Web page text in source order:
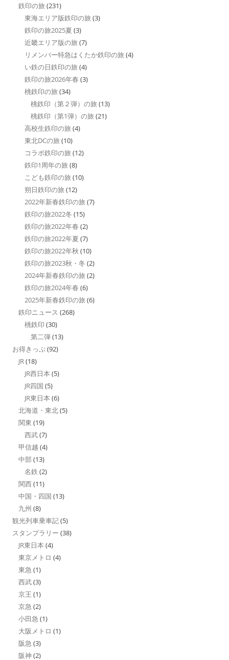
鉄印の旅 (231)
東海エリア版鉄印の旅 (3)
鉄印の旅2025夏 (3)
近畿エリア版の旅 (7)
リメンバー特急はくたか鉄印の旅 (4)
い鉄の日鉄印の旅 (4)
鉄印の旅2026年春 (3)
桃鉄印の旅 (34)
桃鉄印（第２弾）の旅 (13)
桃鉄印（第1弾）の旅 (21)
高校生鉄印の旅 (4)
東北DCの旅 (10)
コラボ鉄印の旅 (12)
鉄印1周年の旅 (8)
こども鉄印の旅 (10)
朔日鉄印の旅 (12)
2022年新春鉄印の旅 (7)
鉄印の旅2022冬 (15)
鉄印の旅2022年春 (2)
鉄印の旅2022年夏 (7)
鉄印の旅2022年秋 (10)
鉄印の旅2023秋・冬 (2)
2024年新春鉄印の旅 (2)
鉄印の旅2024年春 (6)
2025年新春鉄印の旅 (6)
鉄印ニュース (268)
桃鉄印 (30)
第二弾(13)
お得きっぷ(92)
JR (18)
JR西日本 (5)
JR四国 (5)
JR東日本 (6)
北海道・東北(5)
関東 (19)
西武(7)
甲信越 (4)
中部 (13)
名鉄 (2)
関西(11)
中国・四国 (13)
九州 (8)
観光列車乗車記(5)
スタンプラリー (38)
JR東日本 (4)
東京メトロ (4)
東急 (1)
西武(3)
京王 (1)
京急 (2)
小田急 (1)
大阪メトロ (1)
阪急 (3)
阪神 (2)